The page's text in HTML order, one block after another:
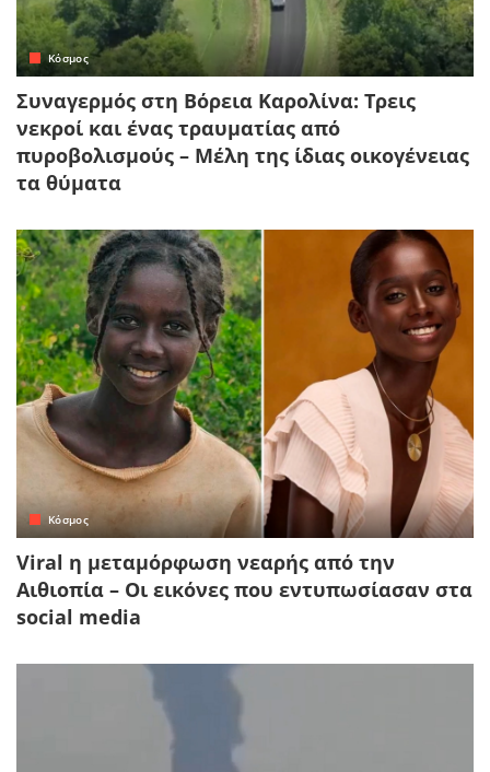
Κόσμος
Συναγερμός στη Βόρεια Καρολίνα: Τρεις
νεκροί και ένας τραυματίας από
πυροβολισμούς – Μέλη της ίδιας οικογένειας
τα θύματα
Κόσμος
Viral η μεταμόρφωση νεαρής από την
Αιθιοπία – Οι εικόνες που εντυπωσίασαν στα
social media